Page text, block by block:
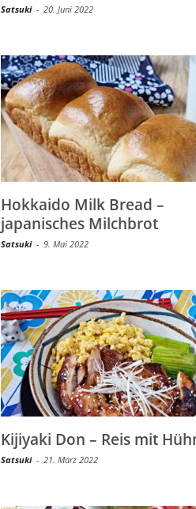
Satsuki - 20. Juni 2022
Hokkaido Milk Bread –
japanisches Milchbrot
Satsuki - 9. Mai 2022
Kijiyaki Don – Reis mit
Satsuki - 21. März 2022